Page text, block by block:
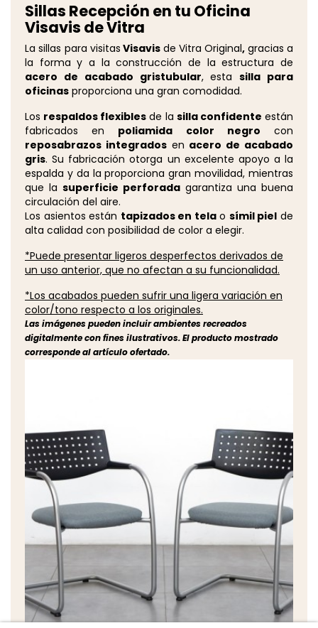
Sillas Recepción en tu Oficina
Visavis de Vitra
La sillas para visitas Visavis de Vitra Original, gracias a
la forma y a la construcción de la estructura de
acero de acabado gristubular, estasilla para
oficinas proporciona una gran comodidad.
Los respaldos flexibles de la silla confidente están
fabricados en poliamida color negro con
reposabrazos integradosen acero de acabado
gris. Su fabricación otorga un excelente apoyo a la
espalda y da la proporciona gran movilidad, mientras
que la superficie perforada garantiza una buena
circulación del aire.
Los asientos están tapizados en telao símilpiel de
alta calidad con posibilidad de color a elegir.
*Puede presentar ligeros desperfectos derivados de
un uso anterior, que no afectan a su funcionalidad.
*Los acabados pueden sufrir una ligera variación en
color/tono respecto a los originales.
Las imágenes pueden incluir ambientes recreados
digitalmente con fines ilustrativos. El producto mostrado
corresponde al artículo ofertado.